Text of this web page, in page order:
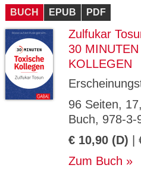
BUCH EPUB PDF
Zulfukar
30
KOLLEGEN
96 Seiten,
Buch, 978-3-
€ 10,90 (D) |
Zum Buch